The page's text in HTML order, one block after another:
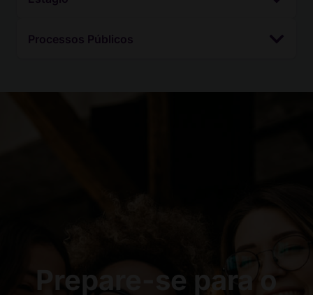
Processos Públicos
Prepare-se para o